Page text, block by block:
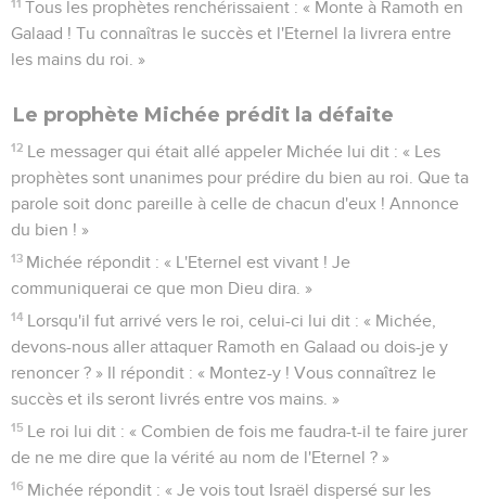
11 Tous les prophètes renchérissaient : « Monte à Ramoth en
Galaad ! Tu connaîtras le succès et l'Eternel la livrera entre
les mains du roi. »
Le prophète Michée prédit la défaite
12 Le messager qui était allé appeler Michée lui dit : « Les
prophètes sont unanimes pour prédire du bien au roi. Que ta
parole soit donc pareille à celle de chacun d'eux ! Annonce
du bien ! »
13 Michée répondit : « L'Eternel est vivant ! Je
communiquerai ce que mon Dieu dira. »
14 Lorsqu'il fut arrivé vers le roi, celui-ci lui dit : « Michée,
devons-nous aller attaquer Ramoth en Galaad ou dois-je y
renoncer ? » Il répondit : « Montez-y ! Vous connaîtrez le
succès et ils seront livrés entre vos mains. »
15 Le roi lui dit : « Combien de fois me faudra-t-il te faire jurer
de ne me dire que la vérité au nom de l'Eternel ? »
16 Michée répondit : « Je vois tout Israël dispersé sur les